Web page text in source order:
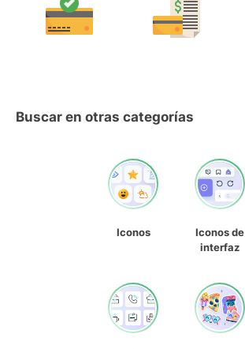
Buscar en otras categorías
Iconos
Iconos de
interfaz